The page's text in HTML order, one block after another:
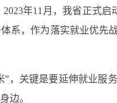
年11月，我省正式启
系，作为落实就业优先
”，关键是要延伸就业服
边。